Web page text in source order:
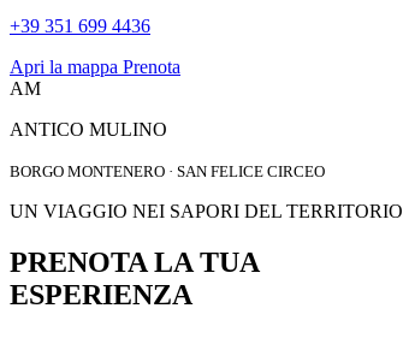
+39 351 699 4436
Apri la mappa Prenota
AM
ANTICO MULINO
BORGO MONTENERO · SAN FELICE CIRCEO
UN VIAGGIO NEI SAPORI DEL TERRITORIO
PRENOTA LA TUA
ESPERIENZA